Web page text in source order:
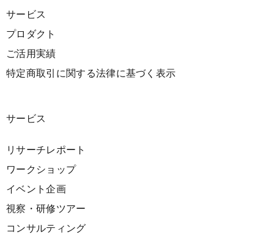
サービス
プロダクト
ご活用実績
特定商取引に関する法律に基づく表示
サービス
リサーチレポート
ワークショップ
イベント企画
視察・研修ツアー
コンサルティング